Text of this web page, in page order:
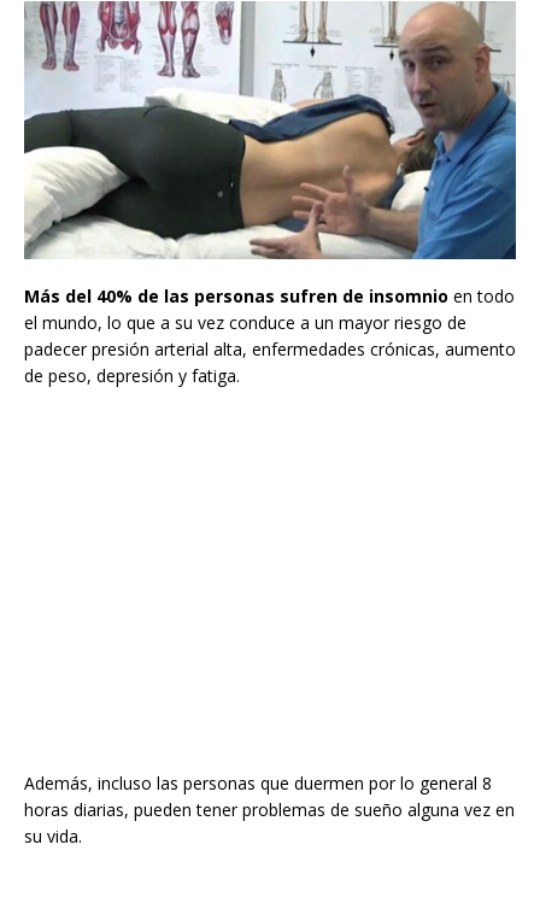
Más del 40% de las personas sufren de insomnio en todo
el mundo, lo que a su vez conduce a un mayor riesgo de
padecer presión arterial alta, enfermedades crónicas, aumento
de peso, depresión y fatiga.
Además, incluso las personas que duermen por lo general 8
horas diarias, pueden tener problemas de sueño alguna vez en
su vida.